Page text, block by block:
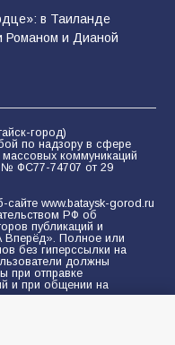
в Таиланде
Романом и Дианой
город)
по надзору в сфере
коммуникаций
ФС77-74707 от 29
www.bataysk-gorod.ru
РФ об
публикаций и
Полное или
без гиперссылки на
должны
при отправке
и при общении на
информации